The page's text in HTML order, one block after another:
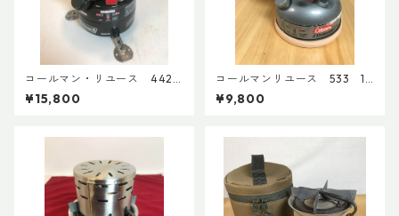
コールマン・リユース 442
2009年2月製 点検整備
済 8688
¥15,800
コールマンリユース 533 19
92年11月製 点検整備済 395
0
¥9,800